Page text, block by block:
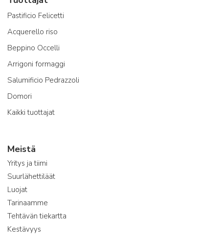
Pastificio Felicetti
Acquerello riso
Beppino Occelli
Arrigoni formaggi
Salumificio Pedrazzoli
Domori
Kaikki tuottajat
Meistä
Yritys ja tiimi
Suurlähettiläät
Luojat
Tarinaamme
Tehtävän tiekartta
Kestävyys